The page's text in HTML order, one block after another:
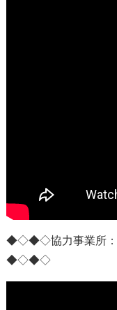
◆◇◆◇協力事業所：
◆◇◆◇